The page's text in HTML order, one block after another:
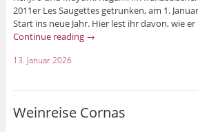
2011er Les Saugettes getrunken, am 1.
Start ins neue Jahr. Hier lest ihr davon, wie
Continue reading →
13. Januar 2026
Weinreise Cornas